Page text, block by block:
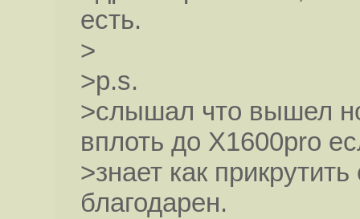
есть.
>
>p.s.
>слышал что вышел
вплоть до X1600pro
>знает как
благодарен.